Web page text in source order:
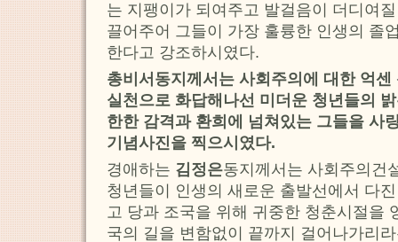
는 지팽이가 되여주고 발걸음이 더디여
끌어주어 그들이 가장 훌륭한 인생의 졸
한다고 강조하시였다.
총비서동지께서는 사회주의에 대한 억
실천으로 화답해나선 미더운 청년들의
한한 감격과 환희에 넘쳐있는 그들을 사
기념사진을 찍으시였다.
경애하는 김정은동지께서는 사회주의건
청년들이 인생의 새로운 출발선에서 다
고 당과 조국을 위해 귀중한 청춘시절을
국의 길을 변함없이 끝까지 걸어나가리